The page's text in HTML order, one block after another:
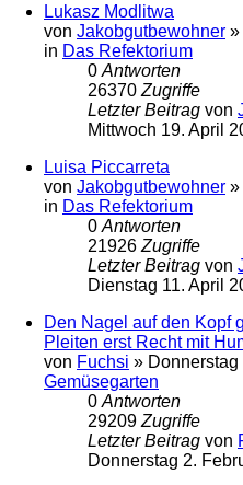
Lukasz Modlitwa
von Jakobgutbewohner »
in Das Refektorium
0 Antworten
26370 Zugriffe
Letzter Beitrag von
Mittwoch 19. April
Luisa Piccarreta
von Jakobgutbewohner »
in Das Refektorium
0 Antworten
21926 Zugriffe
Letzter Beitrag von
Dienstag 11. April
Den Nagel auf den Kopf
Pleiten erst Recht mit
von Fuchsi »
Gemüsegarten
0 Antworten
29209 Zugriffe
Letzter Beitrag von
Donnerstag 2.